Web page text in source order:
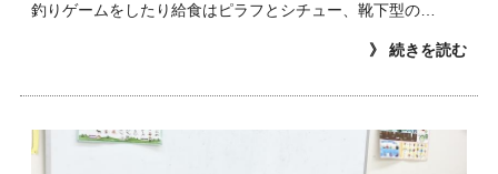
釣りゲームをしたり給食はピラフとシチュー、靴下型の…
》 続きを読む